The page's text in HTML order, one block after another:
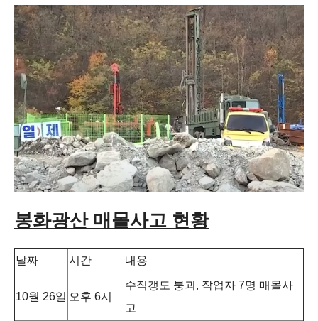
봉화광산 매몰사고 현황
날짜 시간 내용
10월 26일 오후 6시
수직갱도 붕괴, 작업자 7명 매몰사
고